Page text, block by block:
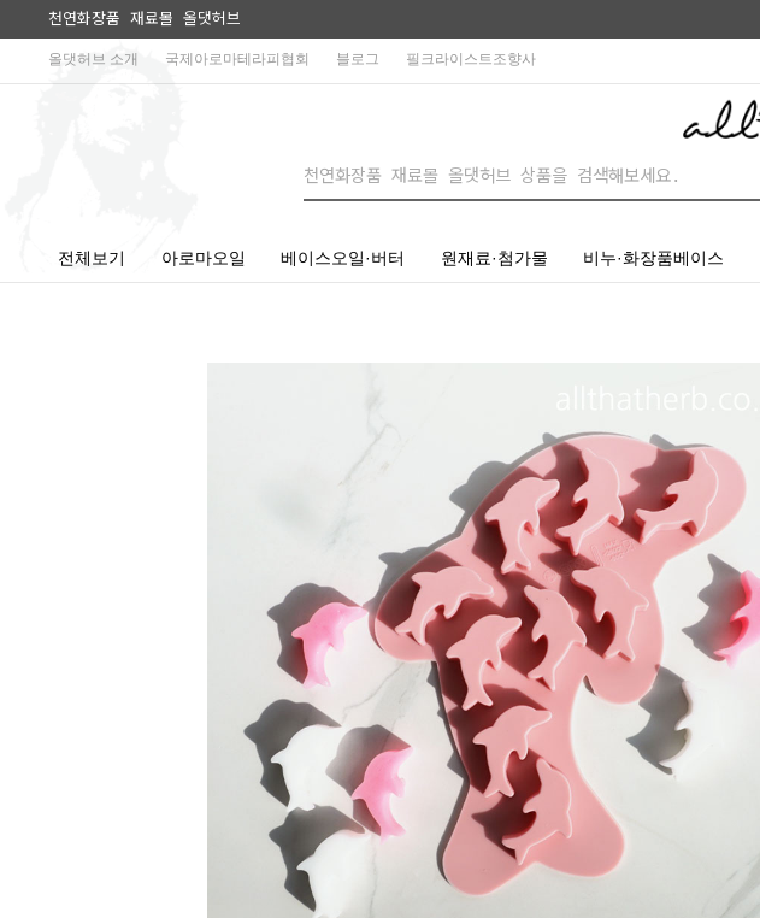
천연화장품 재료몰 올댓허브
올댓허브 소개 국제아로마테라피협회 블로그 필크라이스트조향사
전체보기 아로마오일 베이스오일·버터 원재료·첨가물 비누·화장품베이스